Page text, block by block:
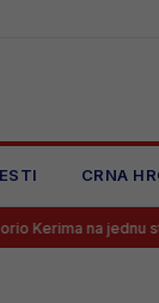
CRNA
stvar UEFA